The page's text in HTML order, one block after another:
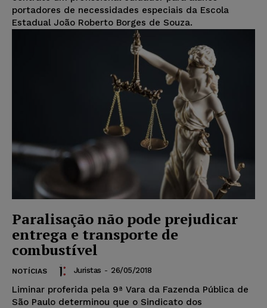
portadores de necessidades especiais da Escola
Estadual João Roberto Borges de Souza.
Paralisação não pode prejudicar
entrega e transporte de
combustível
NOTÍCIAS Juristas - 26/05/2018
Liminar proferida pela 9ª Vara da Fazenda Pública de
São Paulo determinou que o Sindicato dos